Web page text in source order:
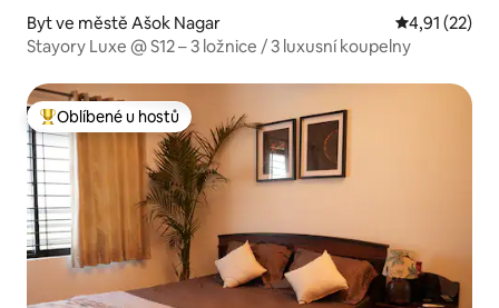
Byt ve městě Ašok Nagar Průměrné
4,91 (22)
Stayory Luxe @ S12 – 3 ložnice / 3 luxusní koupelny
Nejlepší v kategorii Oblíbené u hostů
Oblíbené u hostů